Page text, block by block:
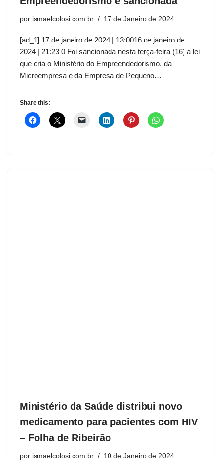
por ismaelcolosi.com.br 17 de Janeiro de 2024
[ad_1] 17 de janeiro de 2024 | 13:0016 de janeiro de
2024 | 21:23 0 Foi sancionada nesta terça-feira (16) a lei
que cria o Ministério do Empreendedorismo, da
Microempresa e da Empresa de Pequeno…
Share this:
Ministério da Saúde distribui novo
medicamento para pacientes com HIV
– Folha de Ribeirão
por ismaelcolosi.com.br 10 de Janeiro de 2024